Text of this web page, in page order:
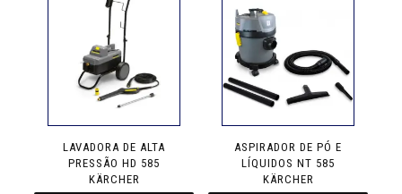
LAVADORA DE ALTA
PRESSÃO HD 585
KÄRCHER
ASPIRADOR DE PÓ E
LÍQUIDOS NT 585
KÄRCHER